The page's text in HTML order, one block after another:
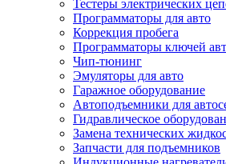
Тестеры электрических
Программаторы для авто
Коррекция пробега
Программаторы ключей
Чип-тюнинг
Эмуляторы для авто
Гаражное оборудование
Автоподъемники для
Гидравлическое
Замена технических
Запчасти для подъемников